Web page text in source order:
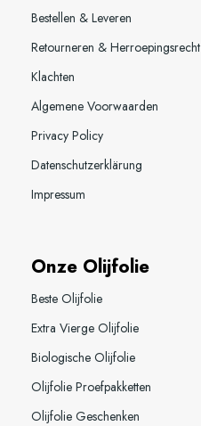
Bestellen & Leveren
Retourneren & Herroepingsrecht
Klachten
Algemene Voorwaarden
Privacy Policy
Datenschutzerklärung
Impressum
Onze Olijfolie
Beste Olijfolie
Extra Vierge Olijfolie
Biologische Olijfolie
Olijfolie Proefpakketten
Olijfolie Geschenken